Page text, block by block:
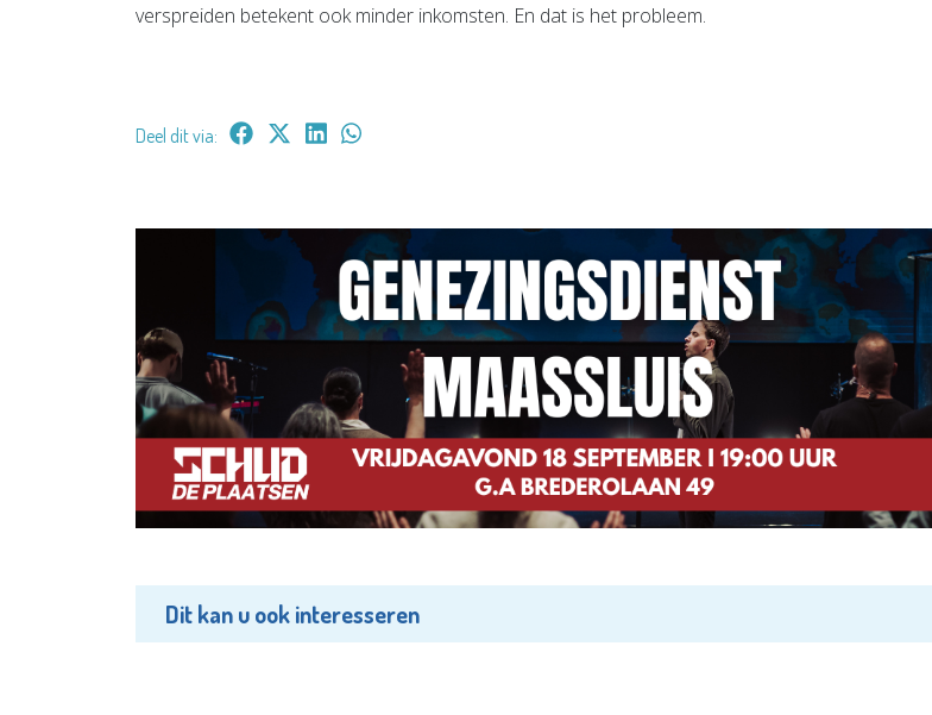
verspreiden betekent ook minder inkomsten. En dat is het probleem.
Deel dit via:
Dit kan u ook interesseren